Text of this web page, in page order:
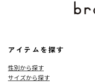
アイテムを探す
性別から探す
サイズから探す